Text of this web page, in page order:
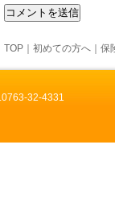
TOP 初めての方へ 保
32-4331